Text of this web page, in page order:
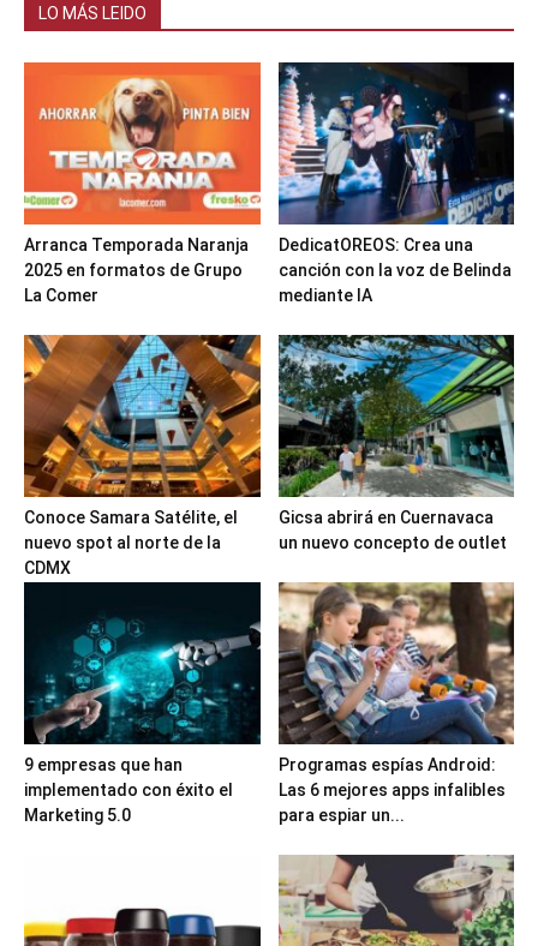
LO MÁS LEIDO
Arranca Temporada Naranja
2025 en formatos de Grupo
La Comer
DedicatOREOS: Crea una
canción con la voz de Belinda
mediante IA
Conoce Samara Satélite, el
nuevo spot al norte de la
CDMX
Gicsa abrirá en Cuernavaca
un nuevo concepto de outlet
9 empresas que han
implementado con éxito el
Marketing 5.0
Programas espías Android:
Las 6 mejores apps infalibles
para espiar un...